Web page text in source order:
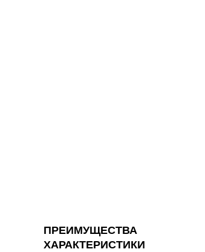
ПРЕИМУЩЕСТВА
ХАРАКТЕРИСТИКИ